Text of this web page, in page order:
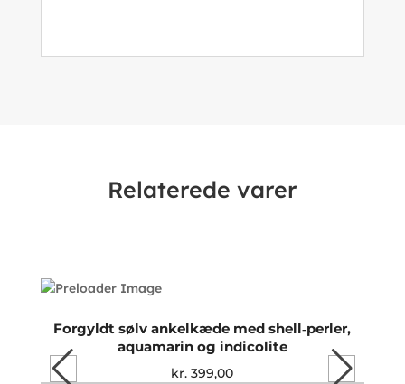
Relaterede varer
Forgyldt sølv ankelkæde med shell‑perler,
aquamarin og indicolite
kr. 399,00